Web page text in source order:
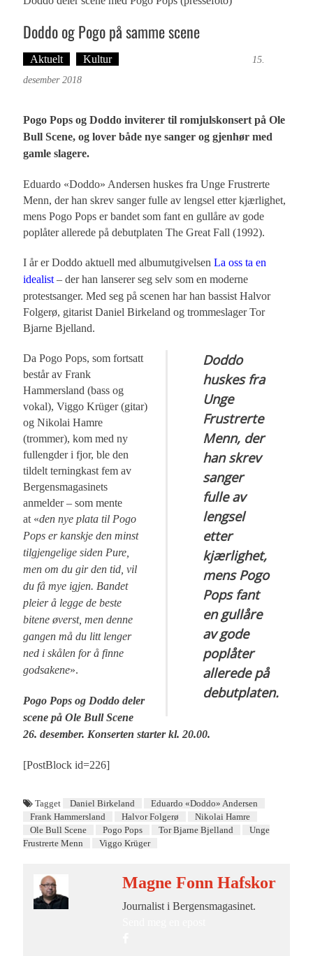
Doddo og Pogo på samme scene
Aktuelt Kultur
15.
desember 2018
Pogo Pops og Doddo inviterer til romjulskonsert på Ole
Bull Scene, og lover både nye sanger og gjenhør med
gamle slagere.
Eduardo «Doddo» Andersen huskes fra Unge Frustrerte
Menn, der han skrev sanger fulle av lengsel etter kjærlighet,
mens Pogo Pops er bandet som fant en gullåre av gode
poplåter allerede på debutplaten The Great Fall (1992).
I år er Doddo aktuell med albumutgivelsenLa oss ta en
idealist – der han lanserer seg selv som en moderne
protestsanger. Med seg på scenen har han bassist Halvor
Folgerø, gitarist Daniel Birkeland og trommeslager Tor
Bjarne Bjelland.
Doddo
huskes fra
Unge
Frustrerte
Menn, der
han skrev
sanger
fulle av
lengsel
etter
kjærlighet,
mens Pogo
Pops fant
en gullåre
av gode
poplåter
allerede på
debutplaten.
Da Pogo Pops, som fortsatt
består av Frank
Hammersland (bass og
vokal), Viggo Krüger (gitar)
og Nikolai Hamre
(trommer), kom med ny
fullengder i fjor, ble den
tildelt terningkast fem av
Bergensmagasinets
anmelder – som mente
at «den nye plata til Pogo
Pops er kanskje den minst
tilgjengelige siden Pure,
men om du gir den tid, vil
du få mye igjen. Bandet
pleier å legge de beste
bitene øverst, men denne
gangen må du litt lenger
ned i skålen for å finne
godsakene».
Pogo Pops og Doddo deler
scene på Ole Bull Scene
26. desember. Konserten starter kl. 20.00.
[PostBlock id=226]
Tagget Daniel Birkeland
Eduardo «Doddo» Andersen
Frank Hammersland
Halvor Folgerø
Nikolai Hamre
Ole Bull Scene
Pogo Pops Tor Bjarne Bjelland
Unge
Frustrerte Menn
Viggo Krüger
Magne Fonn Hafskor
Journalist i Bergensmagasinet.